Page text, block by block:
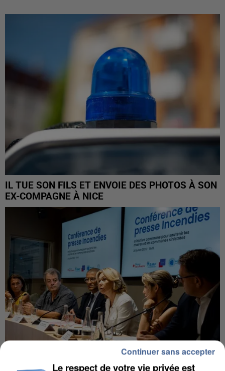
IL TUE SON FILS ET ENVOIE DES PHOTOS À SON
EX-COMPAGNE À NICE
Le respect de votre vie privée est
Continuer sans accepter